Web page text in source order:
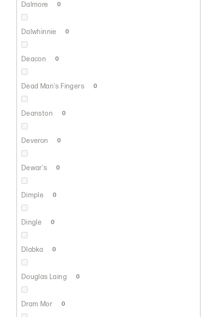
Dalmore 0
Dalwhinnie 0
Deacon 0
Dead Man's Fingers 0
Deanston 0
Deveron 0
Dewar's 0
Dimple 0
Dingle 0
Dlabka 0
Douglas Laing 0
Dram Mor 0